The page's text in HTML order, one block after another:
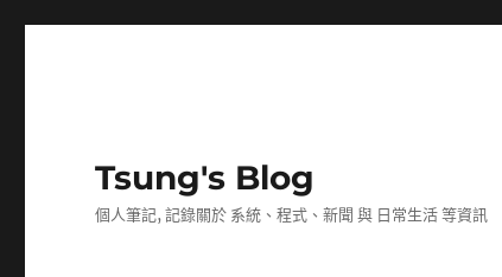
Tsung's Blog
個人筆記, 記錄關於 系統、程式、新聞 與 日常生活 等資訊